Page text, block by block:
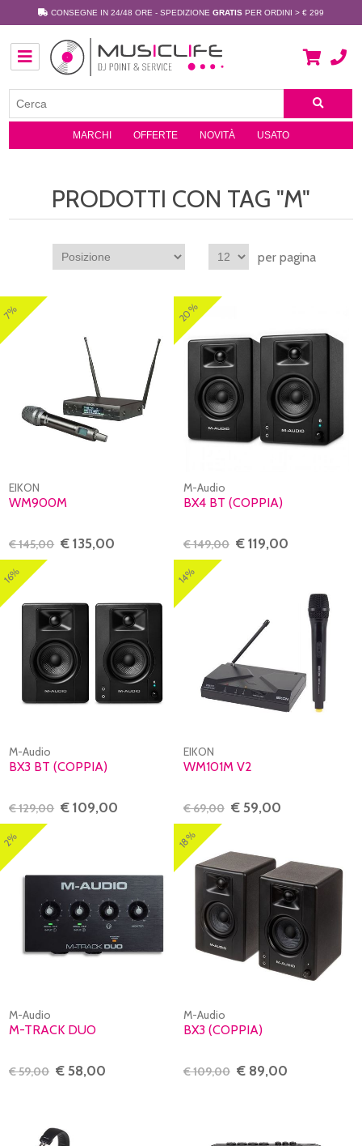
CONSEGNE IN 24/48 ORE - SPEDIZIONE GRATIS PER ORDINI > € 299
MARCHI OFFERTE NOVITÀ USATO
PRODOTTI CON TAG "M"
per pagina
7%
EIKON
WM900M
€ 145,00 € 135,00
20%
M-Audio
BX4 BT (COPPIA)
€ 149,00 € 119,00
16%
M-Audio
BX3 BT (COPPIA)
€ 129,00 € 109,00
14%
EIKON
WM101M V2
€ 69,00 € 59,00
2%
M-Audio
M-TRACK DUO
€ 59,00 € 58,00
18%
M-Audio
BX3 (COPPIA)
€ 109,00 € 89,00